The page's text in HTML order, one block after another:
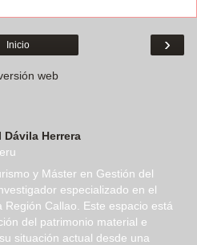
›
Inicio
web
Herrera
y Máster en Gestión del
especializado en el
Callao. Este espacio está
del patrimonio material e
situación actual desde una